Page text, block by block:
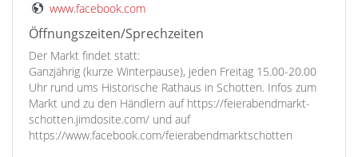
www.facebook.com
Öffnungszeiten/Sprechzeiten
Der Markt findet statt:
Ganzjährig (kurze Winterpause), jeden Freitag 15.00-20.00
Uhr rund ums Historische Rathaus in Schotten. Infos zum
Markt und zu den Händlern auf https://feierabendmarkt-
schotten.jimdosite.com/ und auf
https://www.facebook.com/feierabendmarktschotten